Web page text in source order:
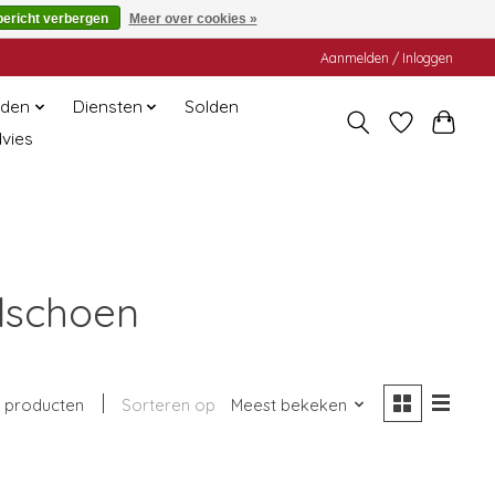
Aanmelden / Inloggen
Diensten
Solden
producten Sorteren op Meest bekeken
verbergen Meer over cookies »